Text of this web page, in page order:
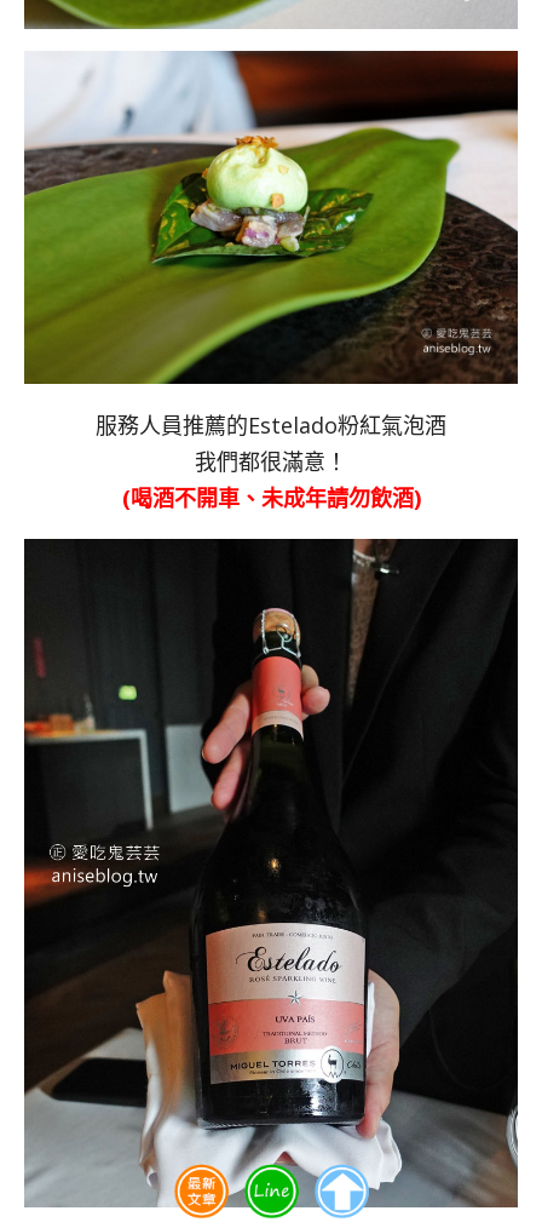
服務人員推薦的Estelado粉紅氣泡酒
我們都很滿意！
(喝酒不開車、未成年請勿飲酒)